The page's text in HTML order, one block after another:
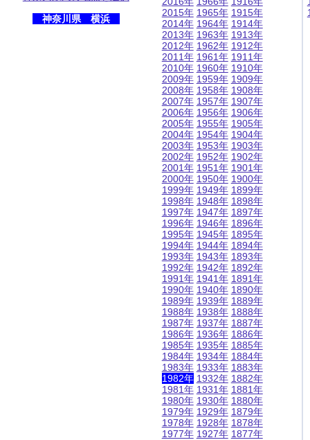
神奈川県 横浜
2015年
2014年
2013年
2012年
2011年
2010年
2009年
2008年
2007年
2006年
2005年
2004年
2003年
2002年
2001年
2000年
1999年
1998年
1997年
1996年
1995年
1994年
1993年
1992年
1991年
1990年
1989年
1988年
1987年
1986年
1985年
1984年
1983年
1982年
1981年
1980年
1979年
1978年
1977年
1965年
1964年
1963年
1962年
1961年
1960年
1959年
1958年
1957年
1956年
1955年
1954年
1953年
1952年
1951年
1950年
1949年
1948年
1947年
1946年
1945年
1944年
1943年
1942年
1941年
1940年
1939年
1938年
1937年
1936年
1935年
1934年
1933年
1932年
1931年
1930年
1929年
1928年
1927年
1915年
1914年
1913年
1912年
1911年
1910年
1909年
1908年
1907年
1906年
1905年
1904年
1903年
1902年
1901年
1900年
1899年
1898年
1897年
1896年
1895年
1894年
1893年
1892年
1891年
1890年
1889年
1888年
1887年
1886年
1885年
1884年
1883年
1882年
1881年
1880年
1879年
1878年
1877年